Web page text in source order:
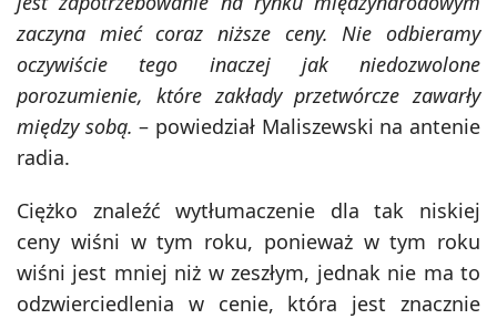
zaczyna mieć coraz niższe ceny. Nie odbieramy
oczywiście tego inaczej jak niedozwolone
porozumienie, które zakłady przetwórcze zawarły
między sobą. – powiedział Maliszewski na antenie
radia.
Ciężko znaleźć wytłumaczenie dla tak niskiej
ceny wiśni w tym roku, ponieważ w tym roku
wiśni jest mniej niż w zeszłym, jednak nie ma to
odzwierciedlenia w cenie, która jest znacznie